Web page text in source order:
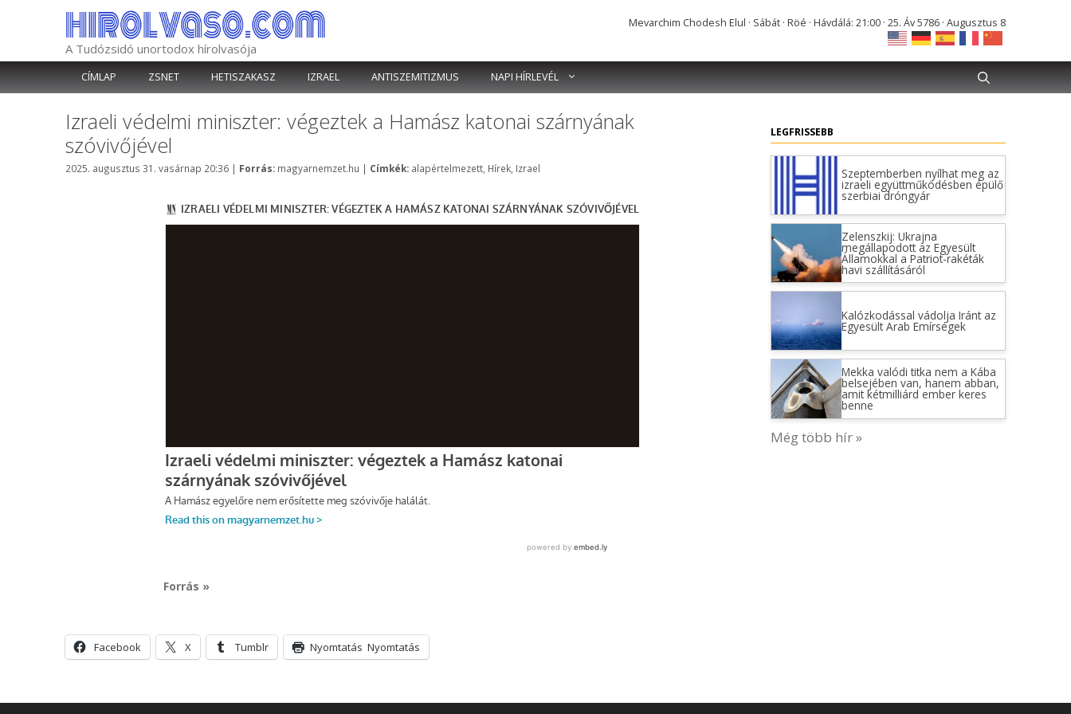
A Tudózsidó unortodox hírolvasója
Mevarchim Chodesh Elul · Sábát · Röé · Hávdálá: 21:00 · 25. Áv 5786 · Augusztus 8
CÍMLAP ZSNET HETISZAKASZ IZRAEL ANTISZEMITIZMUS NAPI HÍRLEVÉL
Izraeli védelmi miniszter: végeztek a Hamász katonai szárnyának
szóvivőjével
2025. augusztus 31. vasárnap 20:36 | Forrás: Kategória
magyarnemzet.hu | Címkék: Címkék
alapértelmezett Hírek Izrael
Forrás »
Facebook X Tumblr Nyomtatás Nyomtatás
LEGFRISSEBB
Szeptemberben nyílhat meg az
izraeli együttműködésben épülő
szerbiai dróngyár
Zelenszkij: Ukrajna
megállapodott az Egyesült
Államokkal a Patriot-rakéták
havi szállításáról
Kalózkodással vádolja Iránt az
Egyesült Arab Emírségek
Mekka valódi titka nem a Kába
belsejében van, hanem abban,
amit kétmilliárd ember keres
benne
Még több hír »